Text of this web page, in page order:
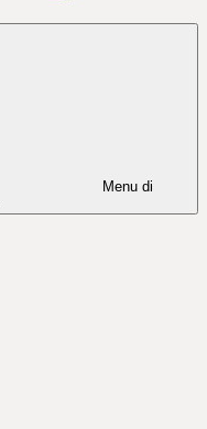
Menu di